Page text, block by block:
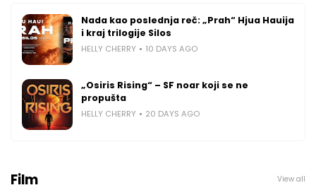
Nada kao poslednja reč: „Prah“ Hjua Hauija
i kraj trilogije Silos
HELLY CHERRY 10 DAYS AGO
„Osiris Rising“ – SF noar koji se ne
propušta
HELLY CHERRY 20 DAYS AGO
Film View all